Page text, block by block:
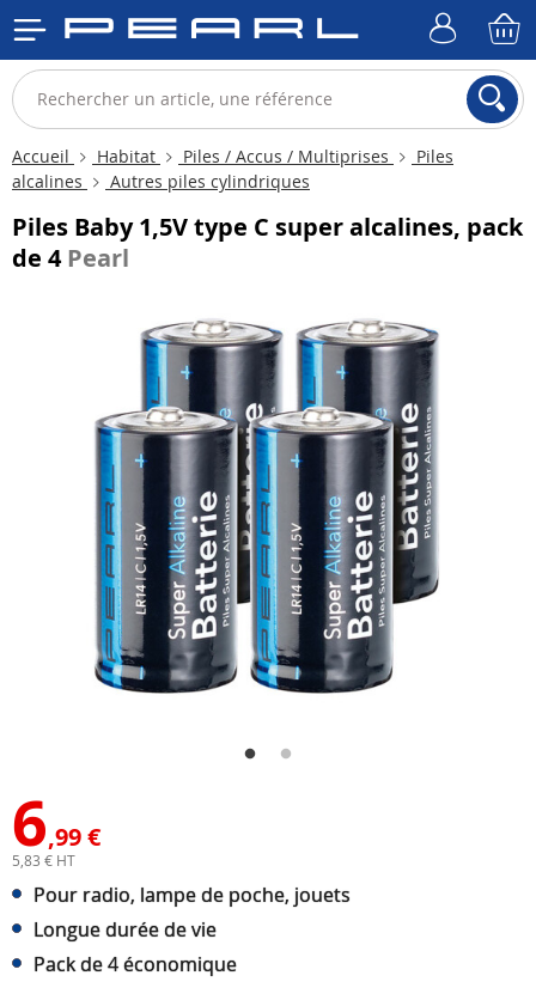
Accueil Habitat Piles / Accus / Multiprises
Piles
alcalines
Autres piles cylindriques
Piles Baby 1,5V type C super alcalines, pack
de 4Pearl
6,99 €
5,83 € HT
Pour radio, lampe de poche, jouets
Longue durée de vie
Pack de 4 économique